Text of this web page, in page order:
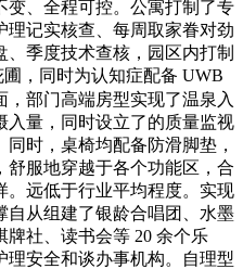
变、全程可控。公寓打制了专
理记实核查、每周取家眷对劲
季度技术查核，园区内打制
，同时为认知症配备 UWB
，部门高端房型实现了温泉入
入量，同时设立了的质量监视
时，桌椅均配备防滑脚垫，
服地穿越于各个功能区，合
。远低于行业平均程度。实现
自从组建了银龄合唱团、水墨
社、读书会等 20 余个乐
理安全和谈办事机构。自理型